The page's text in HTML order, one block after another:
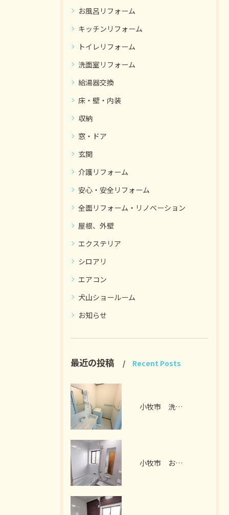
お風呂リフォーム
キッチンリフォーム
トイレリフォーム
洗面室リフォーム
給湯器交換
床・壁・内装
収納
窓・ドア
玄関
介護リフォーム
安心・安全リフォーム
全面リフォーム・リノベーション
屋根、外壁
エクステリア
シロアリ
エアコン
犬山ショールーム
お知らせ
最近の投稿 Recent Posts
小牧市 洗面脱衣室リフォーム I様邸 2026年7月
小牧市 お風呂リフォーム I様邸 2026年7月